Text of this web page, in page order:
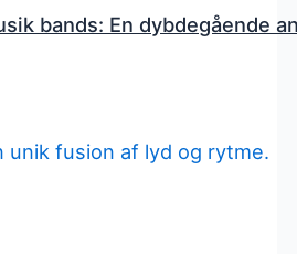
bands: En dybdegående